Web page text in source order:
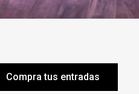
Compra tus entradas